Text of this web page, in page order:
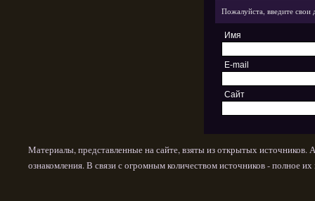
Пожалуйста, введите
Имя
E-mail
Сайт
Материалы, представленные на сайте, взяты из открытых
ознакомления. В связи с огромным количеством источников - полное